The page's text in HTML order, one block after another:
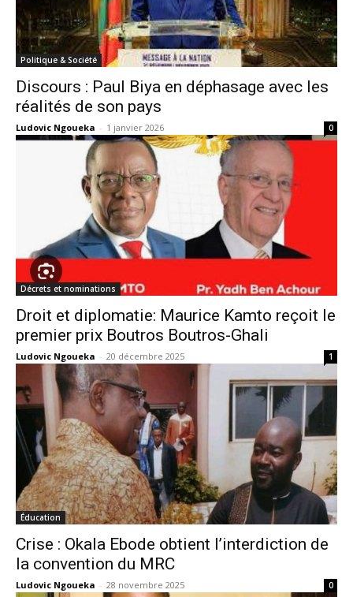
Politique & Société
Discours : Paul Biya en déphasage avec les
réalités de son pays
Ludovic Ngoueka - 1 janvier 2026 0
Décrets et nominations
Droit et diplomatie: Maurice Kamto reçoit le
premier prix Boutros Boutros-Ghali
Ludovic Ngoueka - 20 décembre 2025 1
Éducation
Crise : Okala Ebode obtient l’interdiction de
la convention du MRC
Ludovic Ngoueka - 28 novembre 2025 0